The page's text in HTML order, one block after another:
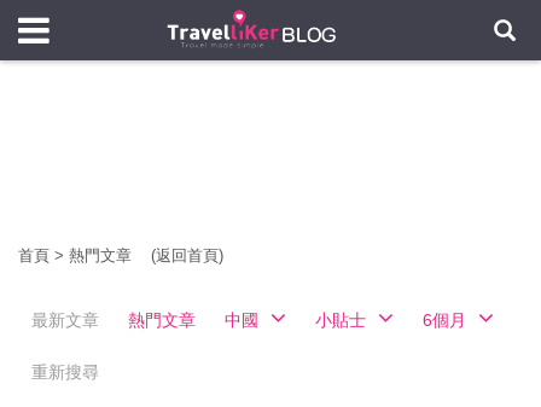
首頁 > 熱門文章 (返回首頁)
最新文章 熱門文章 中國 小貼士 6個月
重新搜尋